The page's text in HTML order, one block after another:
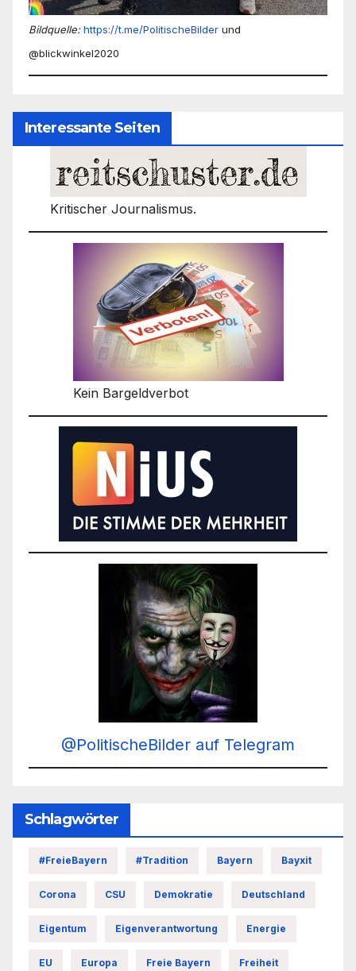
Bildquelle: https://t.me/PolitischeBilder und
@blickwinkel2020
Interessante Seiten
Kritischer Journalismus.
Kein Bargeldverbot
@PolitischeBilder auf Telegram
Schlagwörter
#FreieBayern #Tradition Bayern Bayxit
Corona CSU Demokratie Deutschland
Eigentum Eigenverantwortung Energie
EU Europa Freie Bayern Freiheit